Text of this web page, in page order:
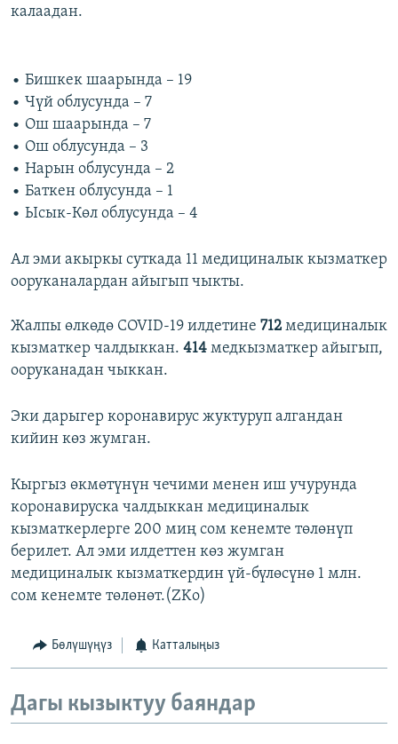
калаадан.
• Бишкек шаарында – 19
• Чүй облусунда – 7
• Ош шаарында – 7
• Ош облусунда – 3
• Нарын облусунда – 2
• Баткен облусунда – 1
• Ысык-Көл облусунда – 4
Ал эми акыркы суткада 11 медициналык кызматкер
ооруканалардан айыгып чыкты.
Жалпы өлкөдө COVID-19 илдетине 712 медициналык
кызматкер чалдыккан. 414 медкызматкер айыгып,
ооруканадан чыккан.
Эки дарыгер коронавирус жуктуруп алгандан
кийин көз жумган.
Кыргыз өкмөтүнүн чечими менен иш учурунда
коронавируска чалдыккан медициналык
кызматкерлерге 200 миң сом кенемте төлөнүп
берилет. Ал эми илдеттен көз жумган
медициналык кызматкердин үй-бүлөсүнө 1 млн.
сом кенемте төлөнөт.(ZKo)
Бөлүшүңүз Катталыңыз
Дагы кызыктуу баяндар